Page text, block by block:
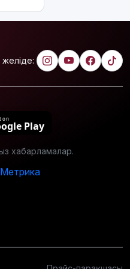
желіде:
on
Play
хабарламалар.